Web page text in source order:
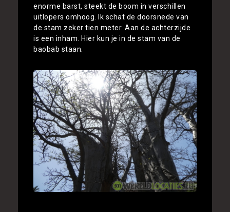
enorme barst, steekt de boom in verschillen
uitlopers omhoog. Ik schat de doorsnede van
de stam zeker tien meter. Aan de achterzijde
is een inham. Hier kun je in de stam van de
baobab staan.